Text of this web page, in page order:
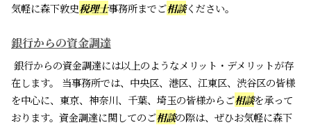
気軽に森下敦史税理士事務所までご相談ください。
銀行からの資金調達
銀行からの資金調達には以上のようなメリット・デメリットが存
在します。 当事務所では、中央区、港区、江東区、渋谷区の皆様
を中心に、東京、神奈川、千葉、埼玉の皆様からご相談を承って
おります。資金調達に関してのご相談の際は、ぜひお気軽に森下